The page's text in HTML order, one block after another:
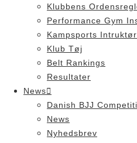
Klubbens
Performance Gym
Kampsports
Klub Tøj
Belt Rankings
Resultater
News
Danish BJJ
News
Nyhedsbrev